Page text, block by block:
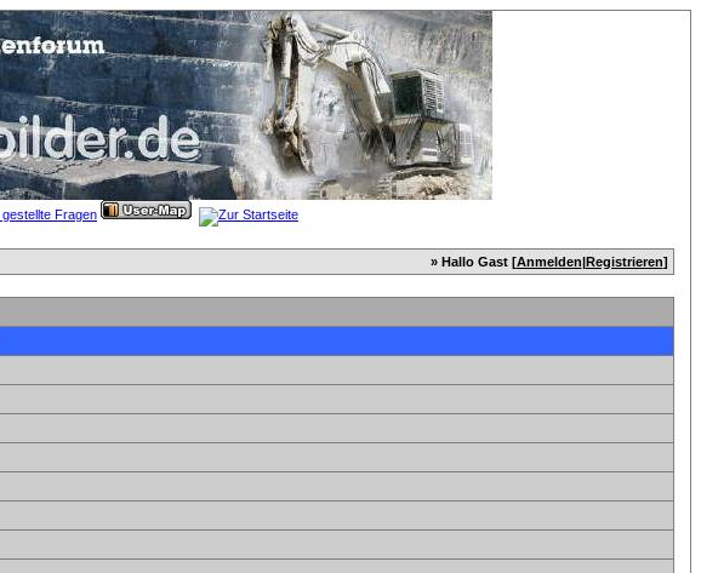
» Hallo Gast [Anmelden|Registrieren]